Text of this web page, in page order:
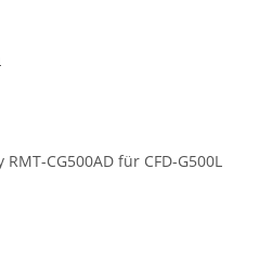
CG500AD für CFD-G500L